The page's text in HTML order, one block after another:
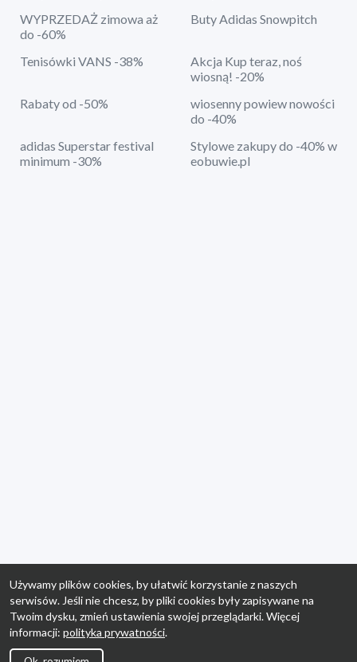
WYPRZEDAŻ zimowa aż
do -60%
Buty Adidas Snowpitch
Tenisówki VANS -38%
Akcja Kup teraz, noś
wiosną! -20%
Rabaty od -50%
wiosenny powiew nowości
do -40%
adidas Superstar festival
minimum -30%
Stylowe zakupy do -40% w
eobuwie.pl
Używamy plików cookies, by ułatwić korzystanie z naszych
serwisów. Jeśli nie chcesz, by pliki cookies były zapisywane na
Twoim dysku, zmień ustawienia swojej przeglądarki. Więcej
informacji: polityka prywatności.